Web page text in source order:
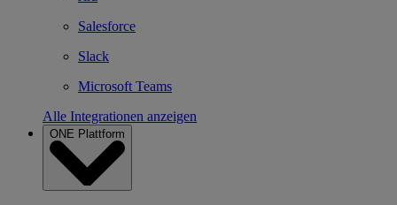
Salesforce
Slack
Microsoft Teams
Alle Integrationen anzeigen
ONE Plattform